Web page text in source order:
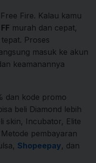
Fire. Kalau kamu
murah dan cepat,
Proses
masuk ke akun
keamanannya
dan kode promo
beli Diamond lebih
skin, Incubator, Elite
pembayaran
Shopeepay, dan